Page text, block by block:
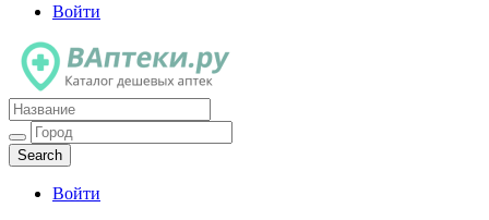
Войти
Каталог дешевых аптек
Войти